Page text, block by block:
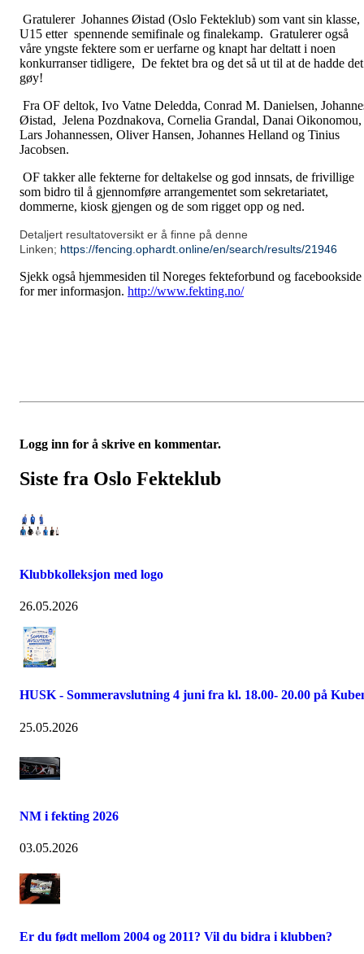
Gratulerer Johannes Øistad (Oslo Fekteklub) som vant sin klasse,
U15 etter spennende semifinale og finalekamp. Gratulerer også
våre yngste fektere som er uerfarne og knapt har deltatt i noen
konkurranser tidligere, De fektet bra og det så ut til at de hadde det
gøy!
Fra OF deltok, Ivo Vatne Deledda, Conrad M. Danielsen,
Øistad, Jelena Pozdnakova, Cornelia Grandal, Danai Oikonomou,
Lars Johannessen, Oliver Hansen, Johannes Helland og Tinius
Jacobsen.
OF takker alle fekterne for deltakelse og god innsats, de frivillige
som bidro til å gjennomføre arrangementet som sekretariatet,
dommerne, kiosk gjengen og de som rigget opp og ned.
Detaljert resultatoversikt er å finne på denne
Linken; https://fencing.ophardt.online/en/search/results/21946
Sjekk også hjemmesiden til Noreges fekteforbund og facebookside
for mer informasjon. http://www.fekting.no/
Logg inn for å skrive en kommentar.
Siste fra Oslo Fekteklub
Klubbkolleksjon med logo
26.05.2026
HUSK - Sommeravslutning 4 juni fra kl. 18.00- 20.00 på
25.05.2026
NM i fekting 2026
03.05.2026
Er du født mellom 2004 og 2011? Vil du bidra i klubben?